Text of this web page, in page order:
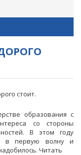
стоит.
образования с
со стороны
В этом году
в первую волну и
Читать